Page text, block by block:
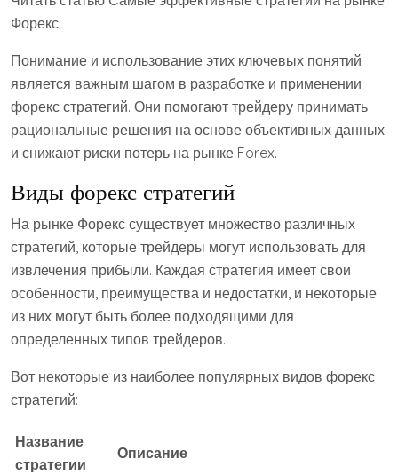
Форекс
Понимание и использование этих ключевых понятий
является важным шагом в разработке и применении
форекс стратегий. Они помогают трейдеру принимать
рациональные решения на основе объективных данных
и снижают риски потерь на рынке Forex.
Виды форекс стратегий
На рынке Форекс существует множество различных
стратегий, которые трейдеры могут использовать для
извлечения прибыли. Каждая стратегия имеет свои
особенности, преимущества и недостатки, и некоторые
из них могут быть более подходящими для
определенных типов трейдеров.
Вот некоторые из наиболее популярных видов форекс
стратегий:
Название
стратегии
Описание